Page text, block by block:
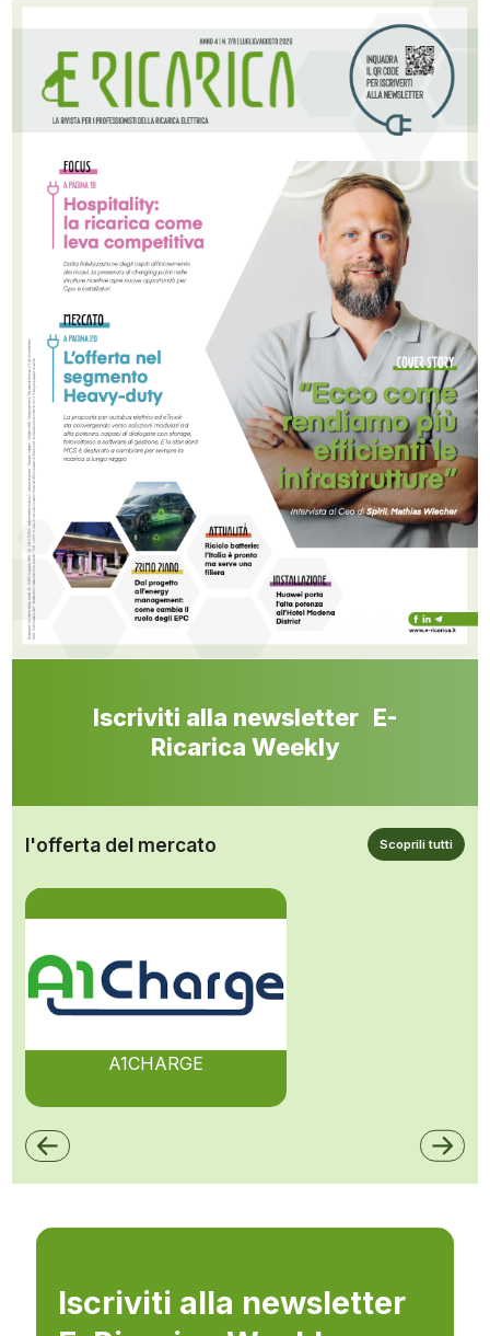
Iscriviti alla newsletter E-
Ricarica Weekly
l'offerta del mercato Scoprili tutti
A1CHARGE
Iscriviti alla newsletter